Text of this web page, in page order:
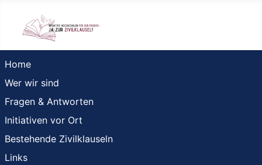
Home
Wer wir sind
Fragen & Antworten
Initiativen vor Ort
Bestehende Zivilklauseln
Links